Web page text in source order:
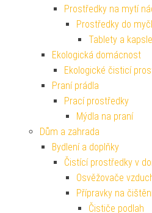
Prostředky na mytí
Prostředky do
Tablety a
Ekologická domácnost
Ekologické čisticí
Praní prádla
Prací prostředky
Mýdla na praní
Dům a zahrada
Bydlení a doplňky
Čistící prostředky v
Osvěžovače
Přípravky na
Čističe podlah